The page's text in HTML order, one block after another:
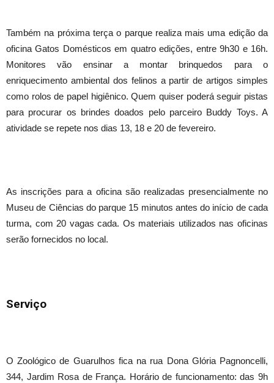
Também na próxima terça o parque realiza mais uma edição da
oficina Gatos Domésticos em quatro edições, entre 9h30 e 16h.
Monitores vão ensinar a montar brinquedos para o
enriquecimento ambiental dos felinos a partir de artigos simples
como rolos de papel higiênico. Quem quiser poderá seguir pistas
para procurar os brindes doados pelo parceiro Buddy Toys. A
atividade se repete nos dias 13, 18 e 20 de fevereiro.
As inscrições para a oficina são realizadas presencialmente no
Museu de Ciências do parque 15 minutos antes do início de cada
turma, com 20 vagas cada. Os materiais utilizados nas oficinas
serão fornecidos no local.
Serviço
O Zoológico de Guarulhos fica na rua Dona Glória Pagnoncelli,
344, Jardim Rosa de França. Horário de funcionamento: das 9h